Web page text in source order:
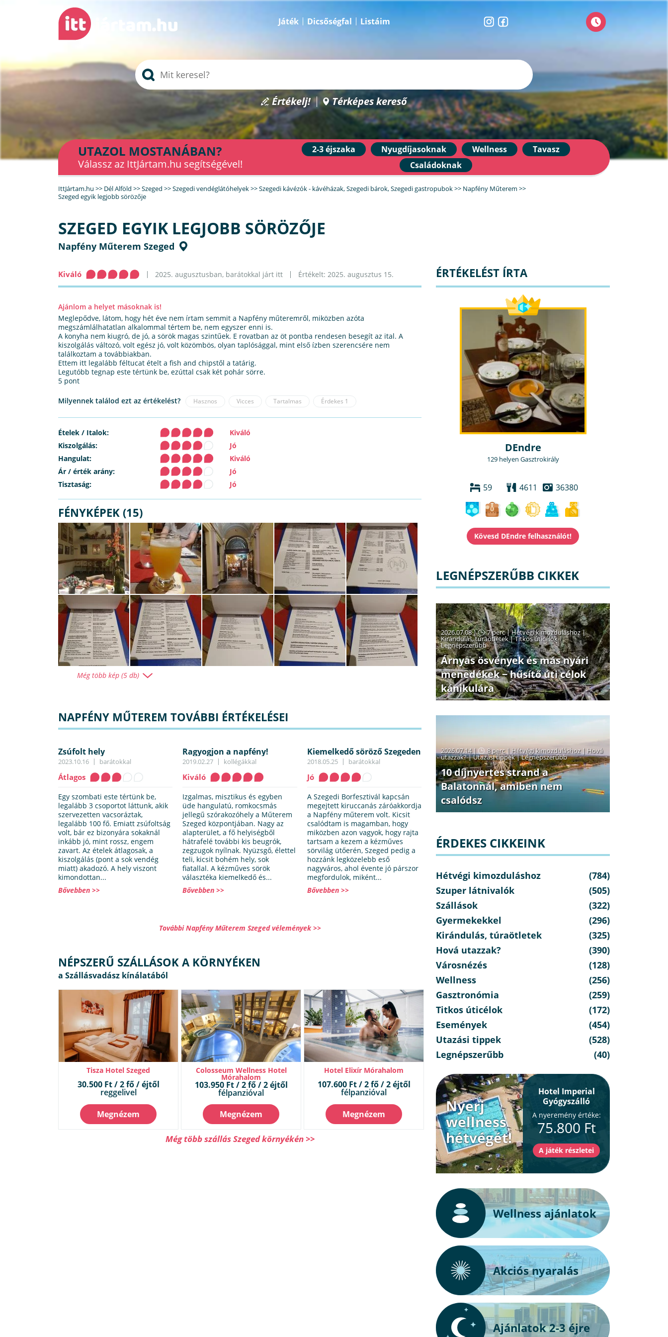
Játék Dicsőségfal Listáim
Értékelj! Térképes kereső
UTAZOL MOSTANÁBAN?
Válassz az IttJártam.hu segítségével!
2-3 éjszaka Nyugdíjasoknak Wellness
Tavasz
Családoknak
IttJártam.hu >> Dél Alföld >>Szeged >>Szegedi vendéglátóhelyek>>Szegedi kávézók - kávéházak,Szegedi bárok,Szegedi gastropubok>> Napfény Műterem >>
Szeged egyik legjobb sörözője
SZEGED EGYIK LEGJOBB SÖRÖZŐJE
Napfény Műterem Szeged
Kiváló 2025. augusztusban, barátokkal járt itt Értékelt: 2025. augusztus 15.
Ajánlom a helyet másoknak is!
Meglepődve, látom, hogy hét éve nem írtam semmit a Napfény műteremről, miközben azóta
megszámlálhatatlan alkalommal tértem be, nem egyszer enni is.
A konyha nem kiugró, de jó, a sörök magas szintűek. E rovatban az öt pontba rendesen besegít az ital. A
kiszolgálás változó, volt egész jó, volt közömbös, olyan taplósággal, mint első ízben szerencsére nem
találkoztam a továbbiakban.
Ettem itt legalább féltucat ételt a fish and chipstől a tatárig.
Legutóbb tegnap este tértünk be, ezúttal csak két pohár sörre.
5 pont
Milyennek találod ezt az értékelést? Hasznos Vicces Tartalmas Érdekes 1
Ételek / Italok:
Kiváló
Kiszolgálás:
Jó
Hangulat:
Kiváló
Ár / érték arány:
Jó
Tisztaság:
Jó
FÉNYKÉPEK (15)
Még több kép (5 db)
NAPFÉNY MŰTEREM TOVÁBBI ÉRTÉKELÉSEI
Zsúfolt hely
2023.10.16 barátokkal
Átlagos
Egy szombati este tértünk be,
legalább 3 csoportot láttunk, akik
szervezetten vacsoráztak,
legalább 100 fő. Emiatt zsúfoltság
volt, bár ez bizonyára sokaknál
inkább jó, mint rossz, engem
zavart. Az ételek átlagosak, a
kiszolgálás (pont a sok vendég
miatt) akadozó. A hely viszont
kimondottan...
Bővebben >>
Ragyogjon a napfény!
2019.02.27 kollégákkal
Kiváló
Izgalmas, misztikus és egyben
üde hangulatú, romkocsmás
jellegű szórakozóhely a Műterem
Szeged központjában. Nagy az
alapterület, a fő helyiségből
hátrafelé további kis beugrók,
zegzugok nyílnak. Nyüzsgő, élettel
teli, kicsit bohém hely, sok
fiatallal. A kézműves sörök
választéka kiemelkedő és...
Bővebben >>
Kiemelkedő söröző Szegeden
2018.05.25 barátokkal
Jó
A Szegedi Borfesztivál kapcsán
megejtett kiruccanás záróakkordja
a Napfény műterem volt. Kicsit
csalódtam is magamban, hogy
miközben azon vagyok, hogy rajta
tartsam a kezem a kézműves
sörvilág ütőerén, Szeged pedig a
hozzánk legközelebb eső
nagyváros, ahol évente jó párszor
megfordulok, miként...
Bővebben >>
További Napfény Műterem Szeged vélemények >>
NÉPSZERŰ SZÁLLÁSOK A KÖRNYÉKEN
Tisza Hotel Szeged
30.500 Ft / 2 fő / éjtől
reggelivel
Megnézem
Colosseum Wellness Hotel
Mórahalom
103.950 Ft / 2 fő / 2 éjtől
félpanzióval
Megnézem
Hotel Elixír Mórahalom
107.600 Ft / 2 fő / 2 éjtől
félpanzióval
Megnézem
Még több szállás Szeged környékén >>
ÉRTÉKELÉST ÍRTA
DEndre
129 helyen Gasztrokirály
59 4611 36380
LEGNÉPSZERŰBB CIKKEK
2026.07.08 | 7 perc|Hétvégi kimozduláshoz|
Kirándulás, túraötletek|Titkos úticélok|
Legnépszerűbb
Árnyas ösvények és más nyári
menedékek − hűsítő úti célok
kánikulára
2026.07.14 | 8 perc| Hétvégi kimozduláshoz| Hová
utazzak?|Utazási tippek|Legnépszerűbb
10 díjnyertes strand a
Balatonnál, amiben nem
csalódsz
ÉRDEKES CIKKEINK
Hétvégi kimozduláshoz
(784)
Szuper látnivalók
(505)
Szállások
(322)
Gyermekekkel
(296)
Kirándulás, túraötletek
(325)
Hová utazzak?
(390)
Városnézés
(128)
Wellness
(256)
Gasztronómia
(259)
Titkos úticélok
(172)
Események
(454)
Utazási tippek
(528)
Legnépszerűbb
(40)
Nyerj
wellness
hétvégét!
Hotel Imperial
Gyógyszálló
A nyeremény értéke:
75.800 Ft
Wellness ajánlatok
Akciós nyaralás
Ajánlatok 2-3 éjre